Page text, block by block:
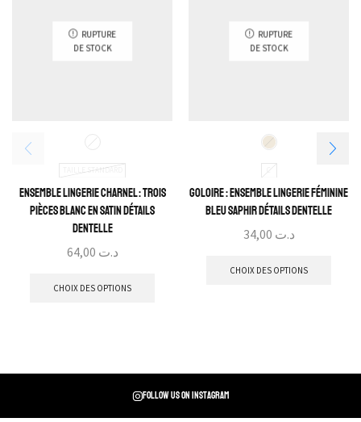
RUPTURE
DE STOCK
TAILLE STANDARD
Ensemble Lingerie Charnel : Trois
pièces blanc en satin détails
dentelle
د.ت
CHOIX DES OPTIONS
RUPTURE
DE STOCK
Goloire : Ensemble Lingerie Féminine
Bleu Saphir détails dentelle
د.ت
CHOIX DES OPTIONS
Follow us on instagram